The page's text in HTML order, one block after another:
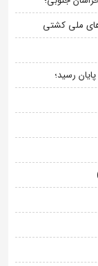
ملی کشتی
رسید؛